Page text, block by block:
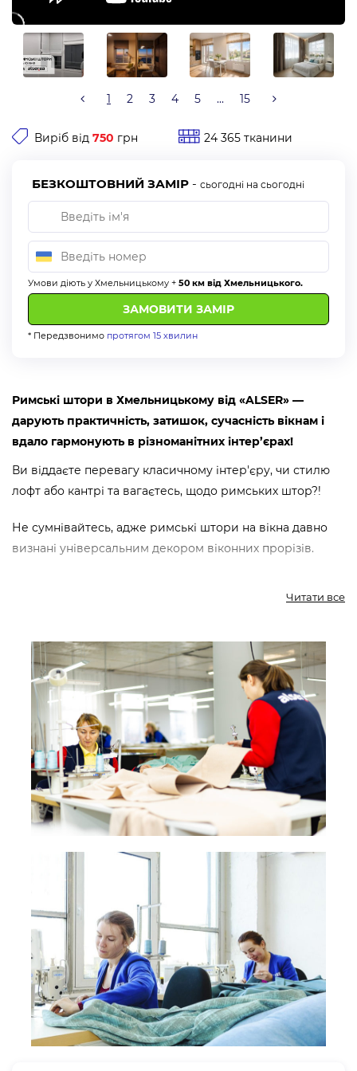
1 2 3 4 5 ... 15
Виріб від 750 грн 24 365 тканини
БЕЗКОШТОВНИЙ ЗАМІР - сьогодні на сьогодні
Умови діють у Хмельницькому + 50 км від Хмельницького.
* Передзвонимо протягом 15 хвилин
Римські штори в Хмельницькому від «ALSER» —
дарують практичність, затишок, сучасність вікнам і
вдало гармонують в різноманітних інтер’єрах!
Ви віддаєте перевагу класичному інтер'єру, чи стилю
лофт або кантрі та вагаєтесь, щодо римських штор?!
Не сумнівайтесь, адже римські штори на вікна давно
визнані універсальним декором віконних прорізів.
При піднятті збираються у хвилеподібні рівні складки,
Щодо кріплення, то існують спеціальні карнизи з
механізмами підйому/опусканню чи фіксації римської
штори.
Якщо виникає у Вас питання в чому ж практичність
римських штор?
Відповідаємо — римські штори можна
використовувати як окремий елемент декору, так і за
потреби поєднувати з тюлем та шторами.
А також можна сміло гарантувати якість наших
римських штор, оскільки вони поєднують в собі міцні
голландські алюмінієві карнизи та сучасний роторно-
ланцюговий механізм.
Переваги римських штор від «Алсер»:
Простота в догляді —це дуже великий плюс! Римські
штори можна чистити за допомогою пилотяга, прати в
пральній машинці / вручну або здати в хімчистку.
Читати все